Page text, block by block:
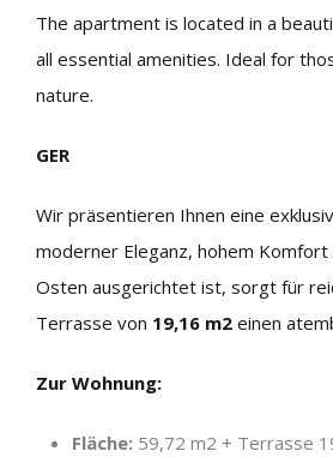
The apartment is located in a
all essential amenities. Ideal for
nature.
GER
Wir präsentieren Ihnen eine
moderner Eleganz, hohem Komfort
Osten ausgerichtet ist, sorgt für
Terrasse von 19,16 m2 einen
Zur Wohnung:
Fläche: 59,72 m2 + Terrasse